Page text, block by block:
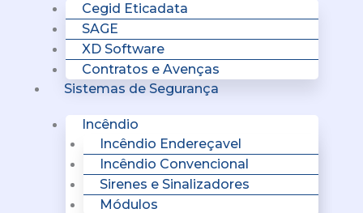
Cegid Eticadata
SAGE
XD Software
Contratos e Avenças
Sistemas de Segurança
Incêndio
Incêndio Endereçavel
Incêndio Convencional
Sirenes e Sinalizadores
Módulos